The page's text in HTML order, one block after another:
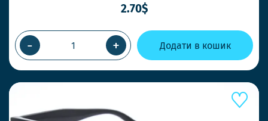
2.70$
- + Додати в кошик